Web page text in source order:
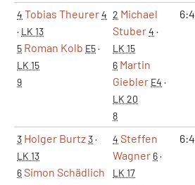
4 Tobias Theurer4
· LK 13
5 Roman Kolb E5·
LK 15
9
2 Michael
Stuber4 ·
LK 15
6 Martin
Giebler E4 ·
LK 20
8
6:4
3 Holger Burtz3·
LK 13
6Simon Schädlich
4 Steffen
Wagner 6·
LK 17
6:4